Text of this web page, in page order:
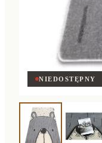
NIEDOSTĘPNY